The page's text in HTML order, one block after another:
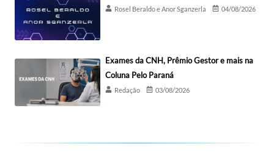
Rosel Beraldo e Anor Sganzerla 04/08/2026
Exames da CNH, Prêmio Gestor e mais na
Coluna Pelo Paraná
Redação 03/08/2026